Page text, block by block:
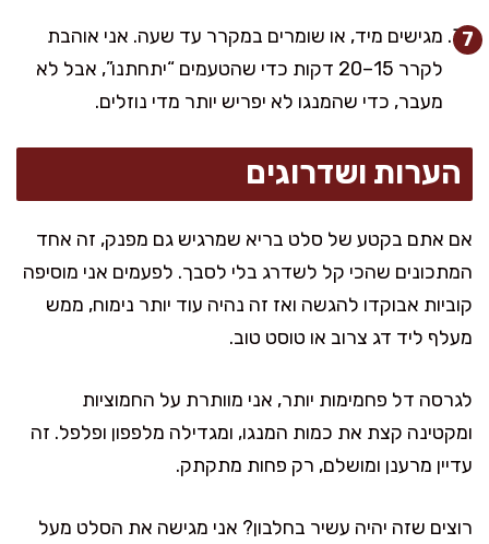
מגישים מיד, או שומרים במקרר עד שעה. אני אוהבת
לקרר 15–20 דקות כדי שהטעמים “יתחתנו”, אבל לא
מעבר, כדי שהמנגו לא יפריש יותר מדי נוזלים.
הערות ושדרוגים
אם אתם בקטע של סלט בריא שמרגיש גם מפנק, זה אחד
המתכונים שהכי קל לשדרג בלי לסבך. לפעמים אני מוסיפה
קוביות אבוקדו להגשה ואז זה נהיה עוד יותר נימוח, ממש
מעלף ליד דג צרוב או טוסט טוב.
לגרסה דל פחמימות יותר, אני מוותרת על החמוציות
ומקטינה קצת את כמות המנגו, ומגדילה מלפפון ופלפל. זה
עדיין מרענן ומושלם, רק פחות מתקתק.
רוצים שזה יהיה עשיר בחלבון? אני מגישה את הסלט מעל